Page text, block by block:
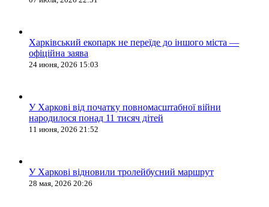
Харківський екопарк не переїде до іншого міста —
офіційна заява
24 июня, 2026 15:03
У Харкові від початку повномасштабної війни
народилося понад 11 тисяч дітей
11 июня, 2026 21:52
У Харкові відновили тролейбусний маршрут
28 мая, 2026 20:26